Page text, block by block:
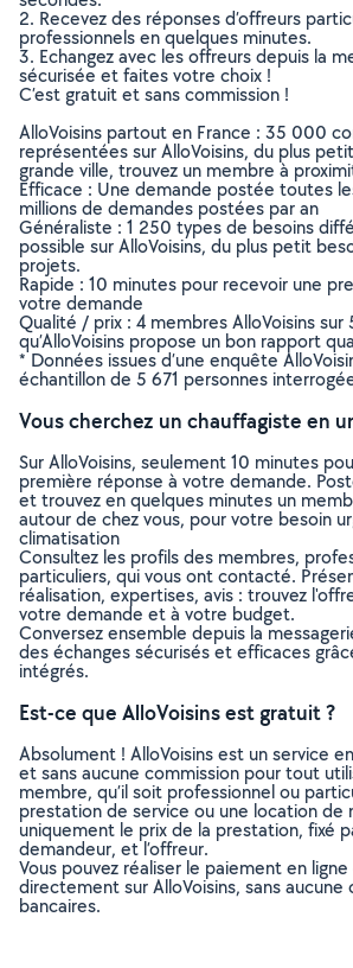
2. Recevez des réponses d’offreurs
professionnels en quelques minutes.
3. Echangez avec les offreurs depuis la
sécurisée et faites votre choix !
C’est gratuit et sans commission !
AlloVoisins partout en France : 35 000
représentées sur AlloVoisins, du plus
grande ville, trouvez un membre à
Efficace : Une demande postée toutes
millions de demandes postées par an
Généraliste : 1 250 types de besoins
possible sur AlloVoisins, du plus petit
projets.
Rapide : 10 minutes pour recevoir une
votre demande
Qualité / prix : 4 membres AlloVoisins sur
qu’AlloVoisins propose un bon rapport
* Données issues d’une enquête
échantillon de 5 671 personnes
Vous cherchez un chauffagiste en
Sur AlloVoisins, seulement 10 minutes
première réponse à votre demande.
et trouvez en quelques minutes un
autour de chez vous, pour votre besoin
climatisation
Consultez les profils des membres,
particuliers, qui vous ont contacté.
réalisation, expertises, avis : trouvez
votre demande et à votre budget.
Conversez ensemble depuis la
des échanges sécurisés et efficaces
intégrés.
Est-ce que AlloVoisins est gratuit ?
Absolument ! AlloVoisins est un service
et sans aucune commission pour tout
membre, qu’il soit professionnel ou
prestation de service ou une location de
uniquement le prix de la prestation, fixé
demandeur, et l’offreur.
Vous pouvez réaliser le paiement en
directement sur AlloVoisins, sans aucune
bancaires.